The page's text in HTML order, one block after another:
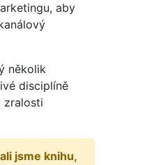
aby
několik
disciplíně
zralosti
jsme knihu,